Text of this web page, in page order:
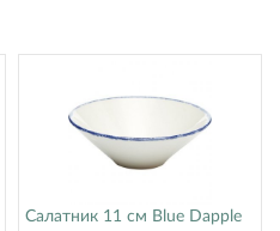
Салатник 11 см Blue Dapple